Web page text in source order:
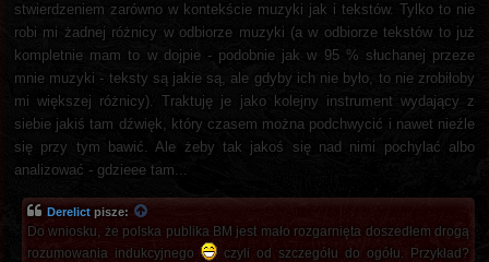
stwierdzeniem zarówno w kontekście muzyki jak i tekstów. Tylko to nie
robi mi żadnej różnicy w odbiorze muzyki (a w odbiorze tekstów to już
kompletnie mam to w dojpie - podobnie jak w 95 % słuchanej przeze
mnie muzyki - teksty są jakie są, ale gdyby ich nie było, to nie zrobiłoby
mi większej różnicy). Traktuję je jako kolejny instrument wydający z
siebie jakiś tam dźwięk, który czasem można podchwycić i nawet nieźle
się przy tym bawić. Ale żeby tak jakoś się nad nimi pochylać albo
analizować - gdzieee tam...
Derelict pisze:
Do wniosku, że polska publika BM jest mało rozgarnięta doszedłem drogą
rozumowania indukcyjnego
czyli od szczegółu do ogółu. Przykład?